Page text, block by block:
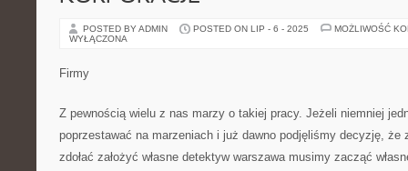
POSTED BY ADMIN POSTED ON LIP - 6 - 2025
MOŻLIWOŚĆ
WYŁĄCZONA
Firmy
Z pewnością wielu z nas marzy o takiej pracy. Jeżeli niemniej
poprzestawać na marzeniach i już dawno podjęliśmy decyzję, że
zdołać założyć własne detektyw warszawa musimy zacząć